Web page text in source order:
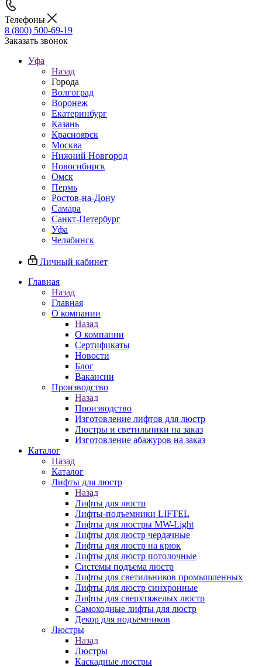
Телефоны
8 (800) 500-69-19
Заказать звонок
Уфа
Назад
Города
Волгоград
Воронеж
Екатеринбург
Казань
Красноярск
Москва
Нижний Новгород
Новосибирск
Омск
Пермь
Ростов-на-Дону
Самара
Санкт-Петербург
Уфа
Челябинск
Личный кабинет
Главная
Назад
Главная
О компании
Назад
О компании
Сертификаты
Новости
Блог
Вакансии
Производство
Назад
Производство
Изготовление лифтов для люстр
Люстры и светильники на заказ
Изготовление абажуров на заказ
Каталог
Назад
Каталог
Лифты для люстр
Назад
Лифты для люстр
Лифты-подъемники LIFTEL
Лифты для люстры MW-Light
Лифты для люстр чердачные
Лифты для люстр на крюк
Лифты для люстр потолочные
Системы подъема люстр
Лифты для светильников промышленных
Лифты для люстр синхронные
Лифты для сверхтяжелых люстр
Самоходные лифты для люстр
Декор для подъемников
Люстры
Назад
Люстры
Каскадные люстры